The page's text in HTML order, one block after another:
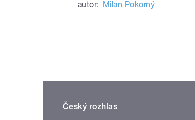
autor: Milan Pokorný
Český rozhlas